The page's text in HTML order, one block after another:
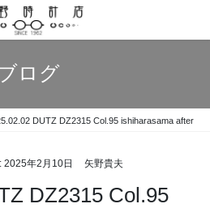
ログ
DUTZ DZ2315 Col.95 ishiharasama after
2025年2月10日 矢野貴夫
DZ2315 Col.95